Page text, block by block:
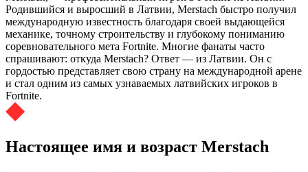
Родившийся и выросший в Латвии, Merstach быстро получил
международную известность благодаря своей выдающейся
механике, точному строительству и глубокому пониманию
соревновательного мета Fortnite. Многие фанаты часто
спрашивают: откуда Merstach? Ответ — из Латвии. Он с
гордостью представляет свою страну на международной арене
и стал одним из самых узнаваемых латвийских игроков в
Fortnite.
Настоящее имя и возраст Merstach